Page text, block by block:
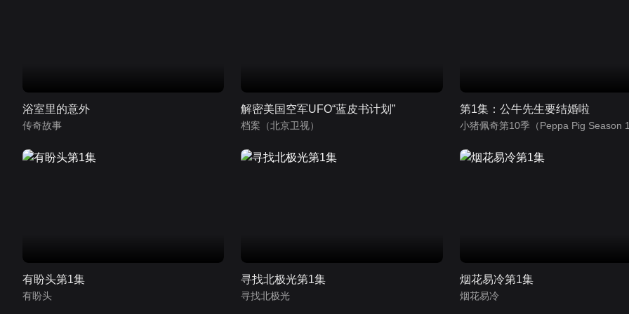
浴室里的意外
传奇故事
解密美国空军UFO“蓝皮书计划”
档案（北京卫视）
第1集：公牛先生要结婚啦
有盼头第1集
有盼头
寻找北极光第1集
寻找北极光
烟花易冷第1集
烟花易冷